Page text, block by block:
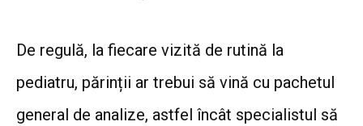
De regulă, la fiecare vizită de rutină la
pediatru, părinții ar trebui să vină cu pachetul
general de analize, astfel încât specialistul să